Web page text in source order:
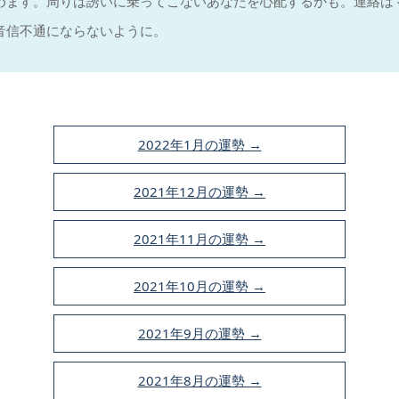
信不通にならないように。
2022年1月の運勢 →
2021年12月の運勢 →
2021年11月の運勢 →
2021年10月の運勢 →
2021年9月の運勢 →
2021年8月の運勢 →